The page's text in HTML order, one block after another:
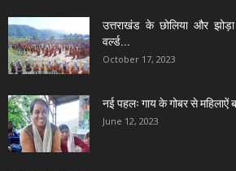
उत्तराखंड के छोलिया और
वर्ल्ड...
October 17, 2023
नई पहलः गाय के गोबर से महिलाऐं
June 12, 2023